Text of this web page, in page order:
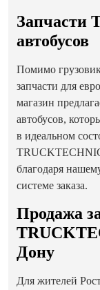
Запчасти
автобусов
Помимо
запчасти для
магазин
автобусов,
в идеальном
TRUCKTECHNIC
благодаря
системе заказа.
Продажа
Дону
Для жителей